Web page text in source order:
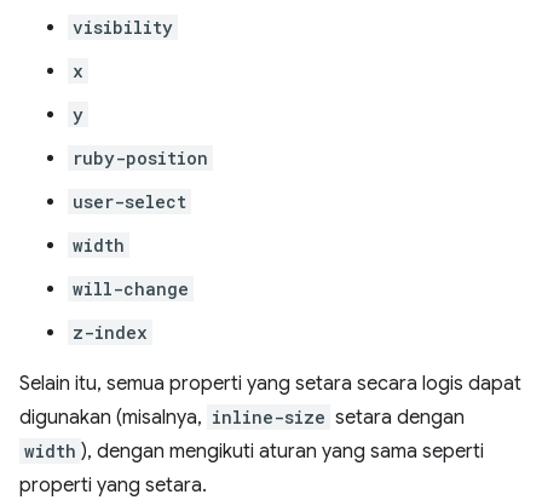
visibility
x
y
ruby-position
user-select
width
will-change
z-index
Selain itu, semua properti yang setara secara logis dapat
digunakan (misalnya, inline-size setara dengan
width ), dengan mengikuti aturan yang sama seperti
properti yang setara.